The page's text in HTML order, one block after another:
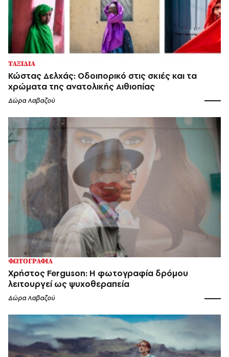
ΤΑΞΙΔΙΑ
Κώστας Δελχάς: Οδοιπορικό στις σκιές και τα
χρώματα της ανατολικής Αιθιοπίας
Δώρα Λαβαζού
ΦΩΤΟΓΡΑΦΙΑ
Χρήστος Ferguson: Η φωτογραφία δρόμου
λειτουργεί ως ψυχοθεραπεία
Δώρα Λαβαζού